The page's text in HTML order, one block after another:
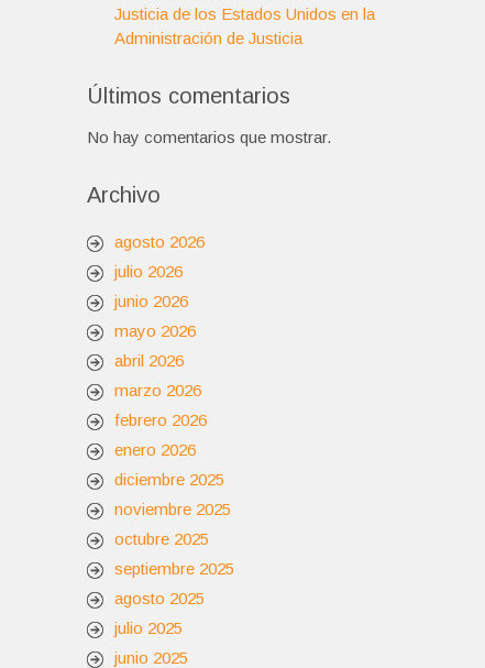
Justicia de los Estados Unidos en la
Administración de Justicia
Últimos comentarios
No hay comentarios que mostrar.
Archivo
agosto 2026
julio 2026
junio 2026
mayo 2026
abril 2026
marzo 2026
febrero 2026
enero 2026
diciembre 2025
noviembre 2025
octubre 2025
septiembre 2025
agosto 2025
julio 2025
junio 2025